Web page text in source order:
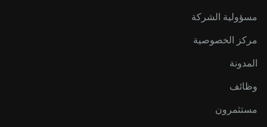
مسؤولية الشركة
مركز الخصوصية
المدونة
وظائف
مستثمرون